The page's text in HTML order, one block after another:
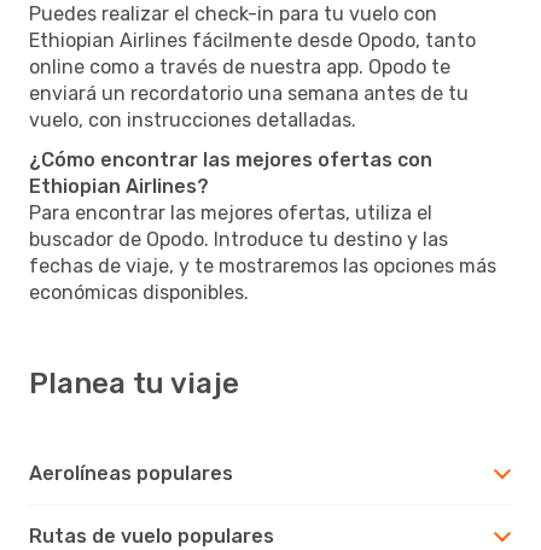
Puedes realizar el check-in para tu vuelo con
Ethiopian Airlines fácilmente desde Opodo, tanto
online como a través de nuestra app. Opodo te
enviará un recordatorio una semana antes de tu
vuelo, con instrucciones detalladas.
¿Cómo encontrar las mejores ofertas con
Ethiopian Airlines?
Para encontrar las mejores ofertas, utiliza el
buscador de Opodo. Introduce tu destino y las
fechas de viaje, y te mostraremos las opciones más
económicas disponibles.
Planea tu viaje
Aerolíneas populares
Rutas de vuelo populares